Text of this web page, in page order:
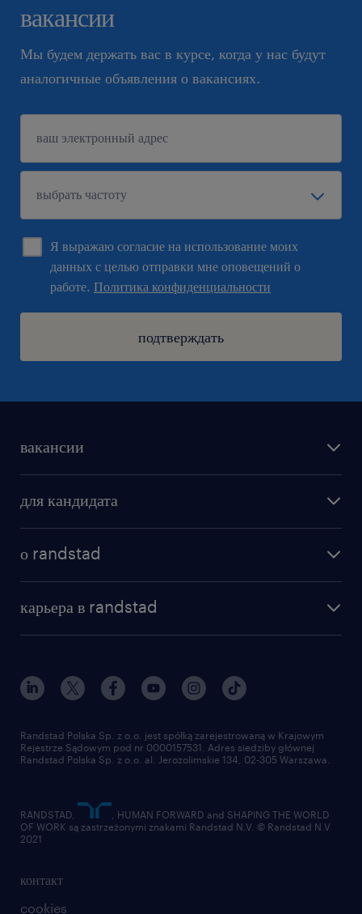
вакансии
Мы будем держать вас в курсе, когда у нас будут
аналогичные объявления о вакансиях.
Я выражаю согласие на использование моих
данных с целью отправки мне оповещений о
работе. Политика конфиденциальности
подтверждать
вакансии
бонусы для работников
для кандидата
о randstad
институт исследований randstad
для медиа
для поставщиков
карьера в randstad
наш мир
работа в randstad
отправить резюме
контакт
cookies
Randstad Polska Sp. z o.o. jest spółką zarejestrowaną w Krajowym
Rejestrze Sądowym pod nr 0000157531. Adres siedziby głównej
Randstad Polska Sp. z o.o. al. Jerozolimskie 134, 02-305 Warszawa.
RANDSTAD,
, HUMAN FORWARD and SHAPING THE WORLD
OF WORK są zastrzeżonymi znakami Randstad N.V. © Randstad N.V
2021